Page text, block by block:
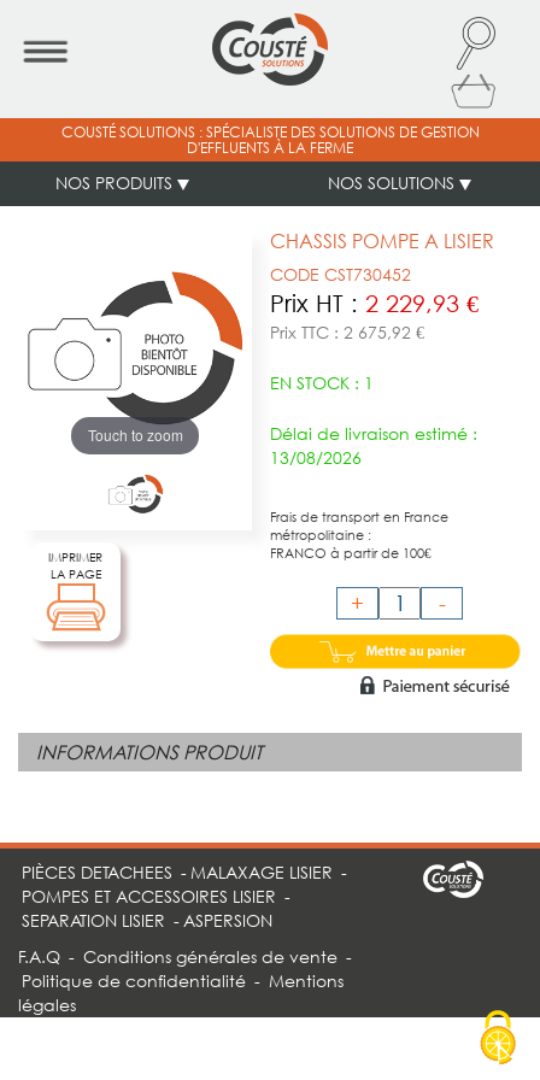
COUSTÉ SOLUTIONS : SPÉCIALISTE DES SOLUTIONS DE GESTION
D'EFFLUENTS À LA FERME
NOS PRODUITS NOS SOLUTIONS
Touch to zoom
CHASSIS POMPE A LISIER
CODE CST730452
Prix HT : 2 229,93 €
Prix TTC : 2 675,92 €
EN STOCK : 1
Délai de livraison estimé :
13/08/2026
Frais de transport en France
métropolitaine :
FRANCO à partir de 100€
+ -
IMPRIMER
LA PAGE
INFORMATIONS PRODUIT
PIÈCES DETACHEES - MALAXAGE LISIER -
POMPES ET ACCESSOIRES LISIER -
SEPARATION LISIER - ASPERSION
F.A.Q - Conditions générales de vente -
Politique de confidentialité - Mentions
légales